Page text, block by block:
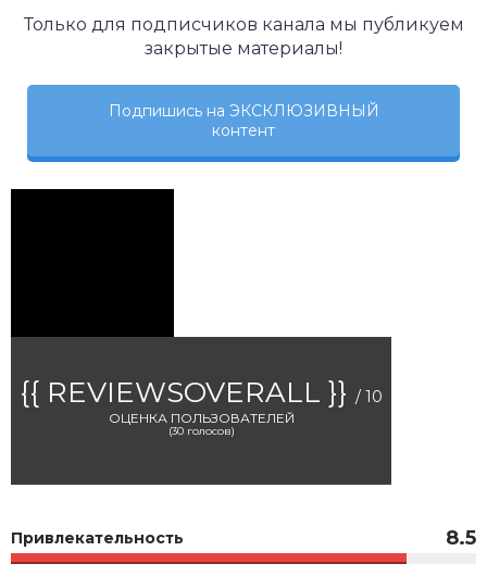
Только для подписчиков канала мы публикуем
закрытые материалы!
Подпишись на ЭКСКЛЮЗИВНЫЙ
контент
{{ REVIEWSOVERALL }} / 10
ОЦЕНКА ПОЛЬЗОВАТЕЛЕЙ
(30голосов)
Привлекательность 8.5